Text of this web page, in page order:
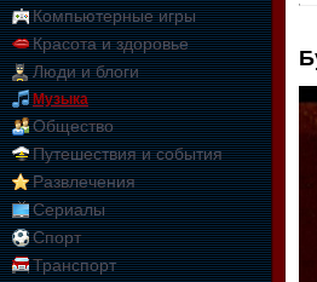
Компьютерные игры
Красота и здоровье
Люди и блоги
Музыка
Общество
Путешествия и события
Развлечения
Сериалы
Спорт
Транспорт